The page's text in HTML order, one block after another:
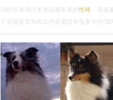
同时也展现出更加温顺友善的性格 ，迅速
了英国皇室和民众的喜爱拉布拉多犬的“聪
强，领悟力高，只要稍加训练，就能掌握
指令和技能，无论是简单的“坐下”、“握手”
是复杂的搜救、导盲工作，它们都能...